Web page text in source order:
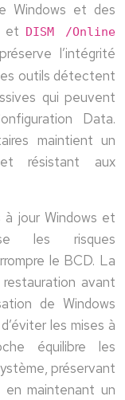
Windows et des
et DISM /Online
préserve l’intégrité
outils détectent
qui peuvent
Data.
maintient un
résistant aux
jour Windows et
les risques
le BCD. La
avant
de Windows
les mises à
équilibre les
préservant
maintenant un